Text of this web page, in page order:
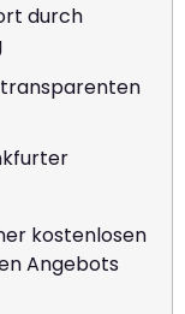
durch
kostenlosen
Angebots